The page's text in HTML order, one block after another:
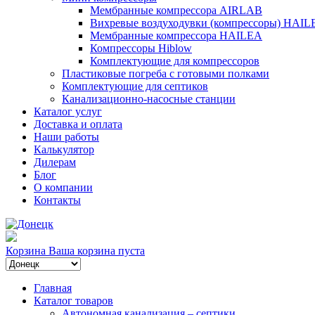
Мембранные компрессора AIRLAB
Вихревые воздуходувки (компрессоры)
Мембранные компрессора HAILEA
Компрессоры Hiblow
Комплектующие для компрессоров
Пластиковые погреба с готовыми полками
Комплектующие для септиков
Канализационно-насосные станции
Каталог услуг
Доставка и оплата
Наши работы
Калькулятор
Дилерам
Блог
О компании
Контакты
Корзина Ваша корзина пуста
Главная
Каталог товаров